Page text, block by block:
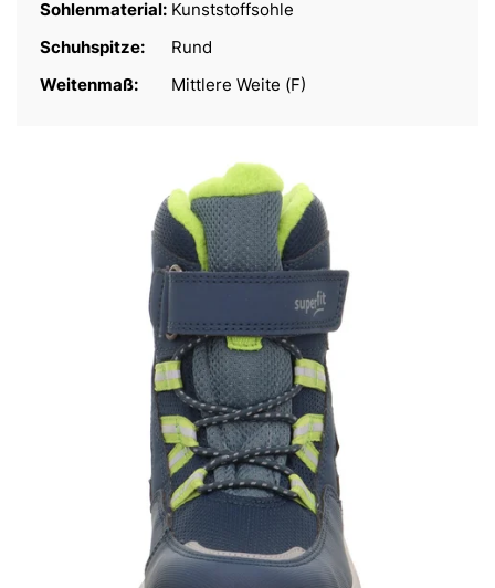
Sohlenmaterial: Kunststoffsohle
Schuhspitze:
Rund
Weitenmaß:
Mittlere Weite (F)